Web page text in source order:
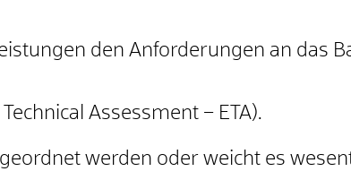
den Anforderungen an das
Assessment – ETA).
werden oder weicht es